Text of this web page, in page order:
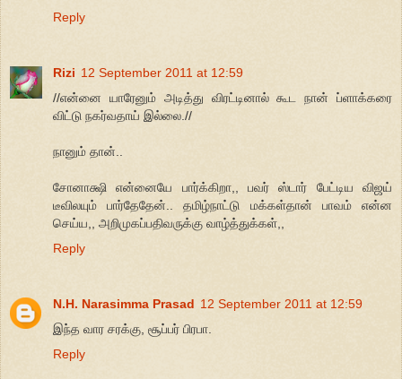
Reply
Rizi 12 September 2011 at 12:59
//என்னை யாரேனும் அடித்து விரட்டினால் கூட நான் ப்ளாக்கரை
விட்டு நகர்வதாய் இல்லை.//
நானும் தான்..
சோனாக்ஷி என்னையே பார்க்கிறா,, பவர் ஸ்டார் பேட்டிய விஜய்
டீவிலயும் பார்தேதேன்.. தமிழ்நாட்டு மக்கள்தான் பாவம் என்ன
செய்ய,, அறிமுகப்பதிவருக்கு வாழ்த்துக்கள்,,
Reply
N.H. Narasimma Prasad 12 September 2011 at 12:59
இந்த வார சரக்கு, சூப்பர் பிரபா.
Reply